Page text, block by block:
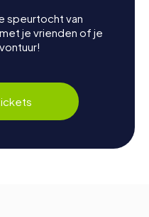
speurtocht van
je vrienden of je